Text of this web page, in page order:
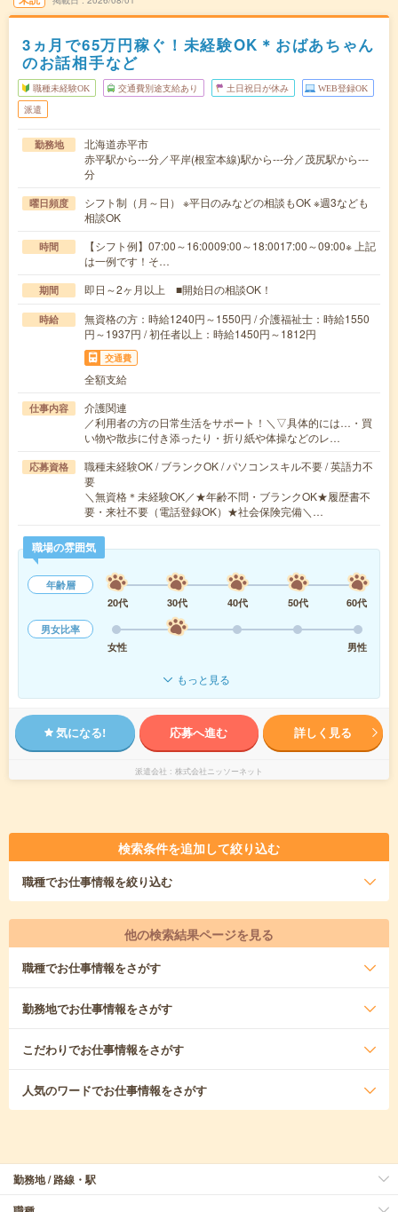
3ヵ月で65万円稼ぐ！未経験OK＊おばあちゃん
のお話相手など
職種未経験OK 交通費別途支給あり 土日祝日が休み WEB登録OK
派遣
勤務地
北海道赤平市
赤平駅から---分／平岸(根室本線)駅から---分／茂尻駅から---
分
曜日頻度
シフト制（月～日） ※平日のみなどの相談もOK ※週3なども
相談OK
時間
【シフト例】07:00～16:0009:00～18:0017:00～09:00※ 上記
は一例です！そ…
期間 即日～2ヶ月以上 ■開始日の相談OK！
時給
無資格の方：時給1240円～1550円 / 介護福祉士：時給1550
円～1937円 / 初任者以上：時給1450円～1812円
交通費
全額支給
仕事内容
介護関連
／利用者の方の日常生活をサポート！＼▽具体的には…・買
い物や散歩に付き添ったり・折り紙や体操などのレ…
応募資格
職種未経験OK / ブランクOK / パソコンスキル不要 / 英語力不
要
＼無資格＊未経験OK／★年齢不問・ブランクOK★履歴書不
要・来社不要（電話登録OK）★社会保険完備＼…
職場の雰囲気
年齢層
20代
30代 40代 50代
60代
男女比率
女性
男性
もっと見る
気になる! 応募へ進む 詳しく見る
派遣会社 株式会社ニッソーネット
検索条件を追加して絞り込む
職種でお仕事情報を絞り込む
他の検索結果ページを見る
職種でお仕事情報をさがす
勤務地でお仕事情報をさがす
こだわりでお仕事情報をさがす
人気のワードでお仕事情報をさがす
勤務地 / 路線・駅